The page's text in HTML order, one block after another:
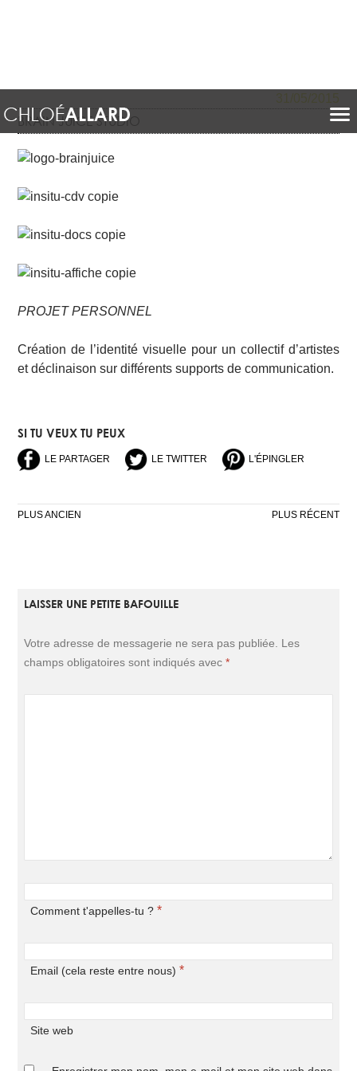
BRAIN JUICE STUDIO
PROJET PERSONNEL
Création de l’identité visuelle pour un collectif d’artistes
et déclinaison sur différents supports de communication.
SI TU VEUX TU PEUX
LE PARTAGER LE TWITTER L'ÉPINGLER
NAVIGATION
PLUS ANCIEN PLUS RÉCENT
LAISSER UNE PETITE BAFOUILLE
Votre adresse de messagerie ne sera pas publiée. Les
champs obligatoires sont indiqués avec*
Comment t'appelles-tu ? *
Email (cela reste entre nous) *
Site web